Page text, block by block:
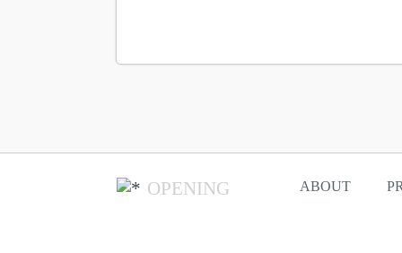
OPENING ABOUT